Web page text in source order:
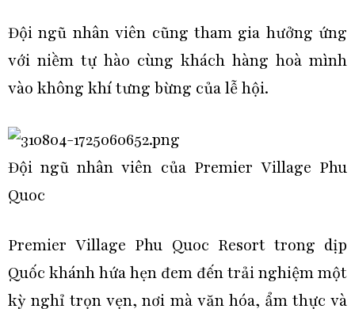
Đội ngũ nhân viên cũng tham gia hưởng ứng
với niềm tự hào cùng khách hàng hoà mình
vào không khí tưng bừng của lễ hội.
Đội ngũ nhân viên của Premier Village Phu
Quoc
Premier Village Phu Quoc Resort trong dịp
Quốc khánh hứa hẹn đem đến trải nghiệm một
kỳ nghỉ trọn vẹn, nơi mà văn hóa, ẩm thực và